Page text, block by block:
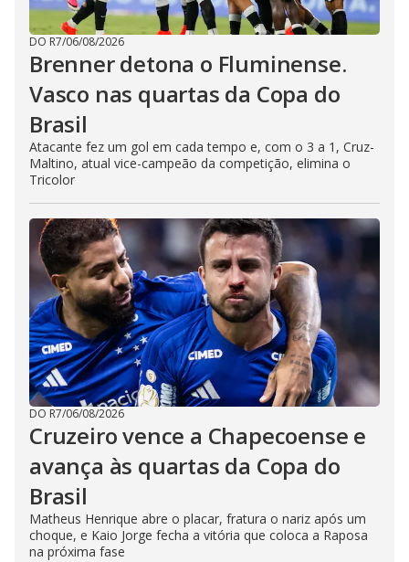
DO R7/06/08/2026
Brenner detona o Fluminense.
Vasco nas quartas da Copa do
Brasil
Atacante fez um gol em cada tempo e, com o 3 a 1, Cruz-
Maltino, atual vice-campeão da competição, elimina o
Tricolor
DO R7/06/08/2026
Cruzeiro vence a Chapecoense e
avança às quartas da Copa do
Brasil
Matheus Henrique abre o placar, fratura o nariz após um
choque, e Kaio Jorge fecha a vitória que coloca a Raposa
na próxima fase